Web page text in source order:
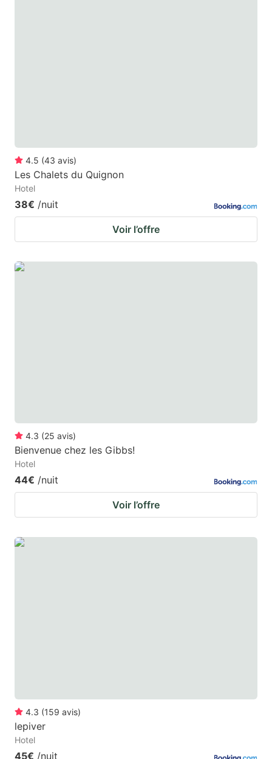
4.5 (43 avis)
Les Chalets du Quignon
Hotel
38€ /nuit
Voir l’offre
4.3 (25 avis)
Bienvenue chez les Gibbs!
Hotel
44€ /nuit
Voir l’offre
4.3 (159 avis)
lepiver
Hotel
45€ /nuit